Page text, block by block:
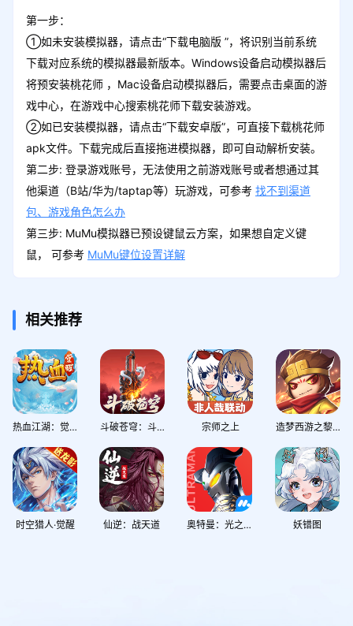
第一步：
①如未安装模拟器，请点击“下载电脑版 ”，将识别当前系统
下载对应系统的模拟器最新版本。Windows设备启动模拟器后
将预安装桃花师 ，Mac设备启动模拟器后，需要点击桌面的游
戏中心，在游戏中心搜索桃花师下载安装游戏。
②如已安装模拟器，请点击“下载安卓版”，可直接下载桃花师
apk文件。下载完成后直接拖进模拟器，即可自动解析安装。
第二步: 登录游戏账号，无法使用之前游戏账号或者想通过其
他渠道（B站/华为/taptap等）玩游戏，可参考 找不到渠道
包、游戏角色怎么办
第三步: MuMu模拟器已预设键鼠云方案，如果想自定义键
鼠， 可参考 MuMu键位设置详解
相关推荐
热血江湖：觉醒 斗破苍穹：斗帝之路 宗师之上 造梦西游之黎尤浩劫篇
时空猎人·觉醒 仙逆：战天道 奥特曼：光之战士 妖错图